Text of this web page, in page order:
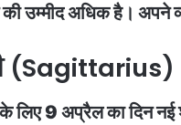
उम्मीद अधिक है। अपने
(Sagittarius)
के लिए 9 अप्रैल का दिन